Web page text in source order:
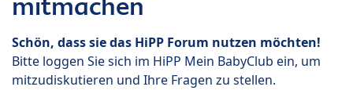
Schön, dass sie das HiPP Forum nutzen möchten!
Bitte loggen Sie sich im HiPP Mein BabyClub ein, um
mitzudiskutieren und Ihre Fragen zu stellen.